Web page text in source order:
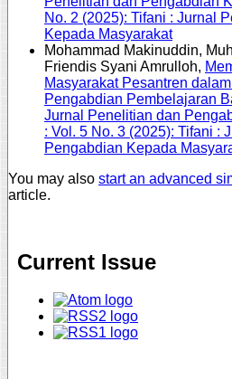
No. 2 (2025): Tifani : Jurnal
Kepada Masyarakat
Mohammad Makinuddin,
Friendis Syani Amrulloh,
Masyarakat Pesantren
Pengabdian Pembelajaran
Jurnal Penelitian dan
: Vol. 5 No. 3 (2025): Tifani :
Pengabdian Kepada
You may also start an advanced
article.
Current Issue